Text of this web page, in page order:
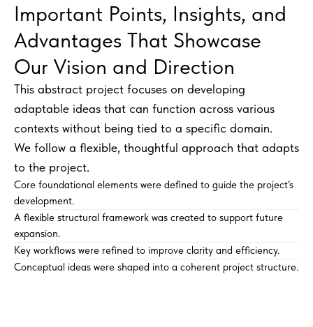
Important Points, Insights, and
Advantages That Showcase
Our Vision and Direction
This abstract project focuses on developing
adaptable ideas that can function across various
contexts without being tied to a specific domain.
We follow a flexible, thoughtful approach that adapts
to the project.
Core foundational elements were defined to guide the project’s
development.
A flexible structural framework was created to support future
expansion.
Key workflows were refined to improve clarity and efficiency.
Conceptual ideas were shaped into a coherent project structure.